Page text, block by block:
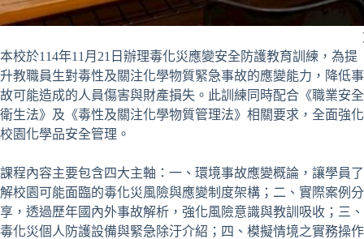
本校於114年11月21日辦理毒化災應變安全防護教育訓練，為提
升教職員生對毒性及關注化學物質緊急事故的應變能力，降低事
故可能造成的人員傷害與財產損失。此訓練同時配合《職業安全
衛生法》及《毒性及關注化學物質管理法》相關要求，全面強化
校園化學品安全管理。
課程內容主要包含四大主軸：一、環境事故應變概論，讓學員了
解校園可能面臨的毒化災風險與應變制度架構；二、實際案例分
享，透過歷年國內外事故解析，強化風險意識與教訓吸收；三、
毒化災個人防護設備與緊急除汙介紹；四、模擬情境之實務操作